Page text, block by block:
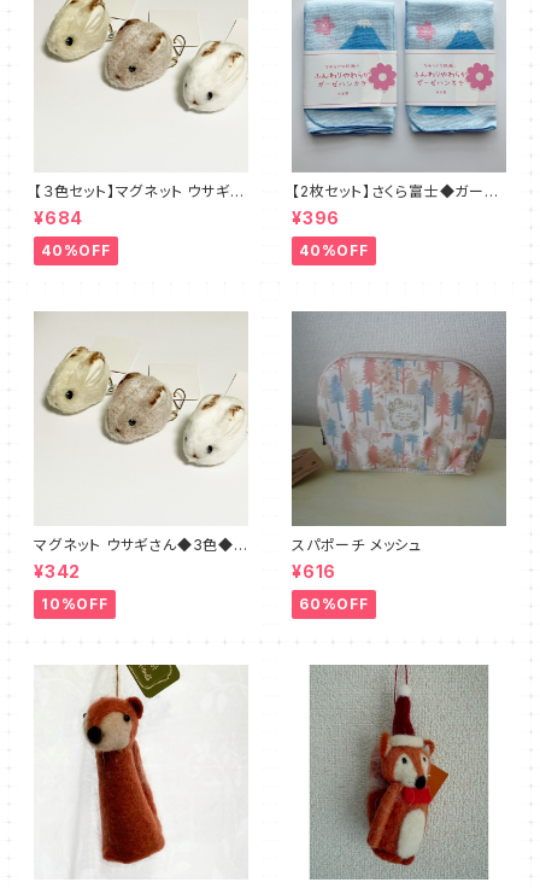
【３色セット】マグネット ウサギさ
ん◆ブラウン・ホワイト・ベージ
ュ
¥684
40%OFF
【2枚セット】さくら富士◆ガーゼ
のハンカチ 日本製
¥396
40%OFF
マグネット ウサギさん◆3色◆ブ
ラウン・ホワイト・ベージュ
¥342
10%OFF
スパポーチ メッシュ
¥616
60%OFF